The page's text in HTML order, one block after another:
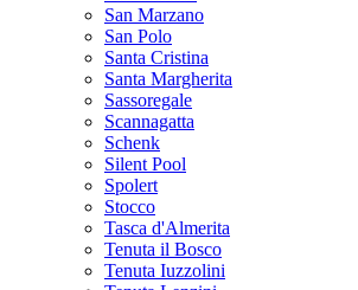
San Marzano
San Polo
Santa Cristina
Santa Margherita
Sassoregale
Scannagatta
Schenk
Silent Pool
Spolert
Stocco
Tasca d'Almerita
Tenuta il Bosco
Tenuta Iuzzolini